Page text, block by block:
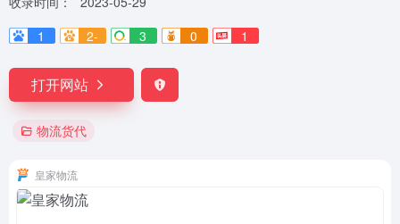
1
2- 3 0 1
打开网站
物流货代
皇家物流